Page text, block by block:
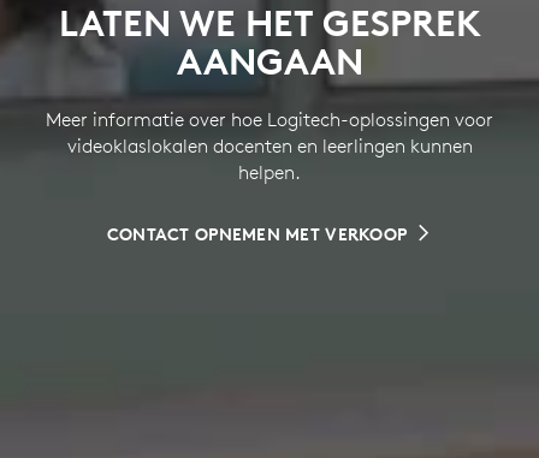
LATEN WE HET GESPREK
AANGAAN
Meer informatie over hoe Logitech-oplossingen voor
videoklaslokalen docenten en leerlingen kunnen
helpen.
CONTACT OPNEMEN MET VERKOOP